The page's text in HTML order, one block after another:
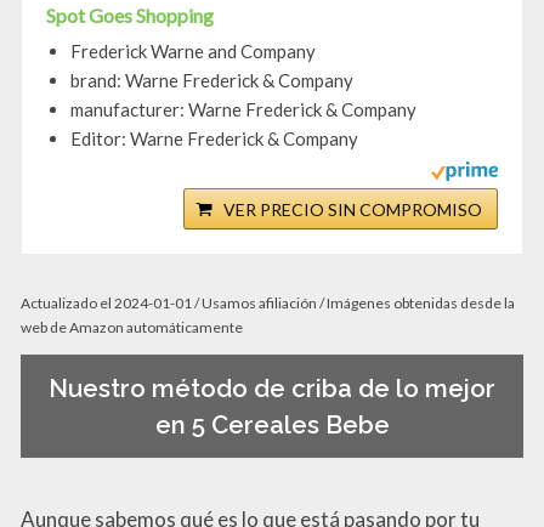
Spot Goes Shopping
Frederick Warne and Company
brand: Warne Frederick & Company
manufacturer: Warne Frederick & Company
Editor: Warne Frederick & Company
VER PRECIO SIN COMPROMISO
Actualizado el 2024-01-01 / Usamos afiliación / Imágenes obtenidas desde la
web de Amazon automáticamente
Nuestro método de criba de lo mejor
en 5 Cereales Bebe
Aunque sabemos qué es lo que está pasando por tu